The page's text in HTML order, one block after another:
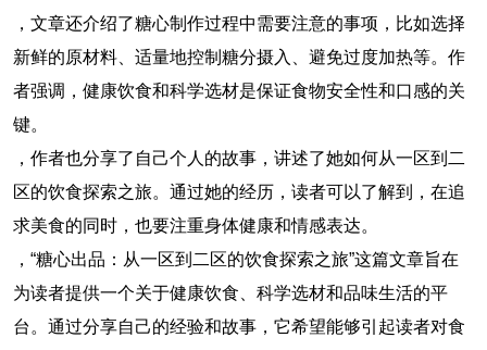
，文章还介绍了糖心制作过程中需要注意的事项，比如选择
新鲜的原材料、适量地控制糖分摄入、避免过度加热等。作
者强调，健康饮食和科学选材是保证食物安全性和口感的关
键。
，作者也分享了自己个人的故事，讲述了她如何从一区到二
区的饮食探索之旅。通过她的经历，读者可以了解到，在追
求美食的同时，也要注重身体健康和情感表达。
，“糖心出品：从一区到二区的饮食探索之旅”这篇文章旨在
为读者提供一个关于健康饮食、科学选材和品味生活的平
台。通过分享自己的经验和故事，它希望能够引起读者对食